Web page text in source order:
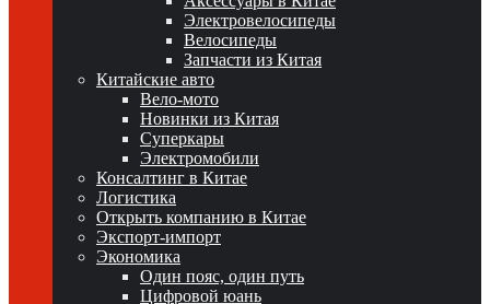
Электровелосипеды
Велосипеды
Запчасти из Китая
Китайские авто
Вело-мото
Новинки из Китая
Суперкары
Электромобили
Консалтинг в Китае
Логистика
Открыть компанию в Китае
Экспорт-импорт
Экономика
Один пояс, один путь
Цифровой юань